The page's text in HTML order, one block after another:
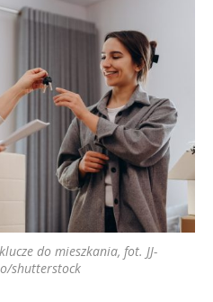
do mieszkania, fot. JJ-
shutterstock